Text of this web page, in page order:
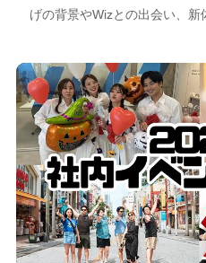
げの背景やWizとの出会い、新
海道が描く今後のビジョンに